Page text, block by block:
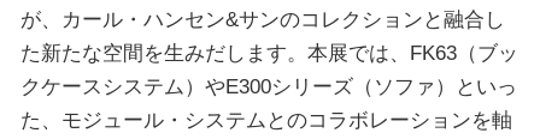
が、カール・ハンセン&サンのコレクションと融合し
た新たな空間を生みだします。本展では、FK63（ブッ
クケースシステム）やE300シリーズ（ソファ）といっ
た、モジュール・システムとのコラボレーションを軸